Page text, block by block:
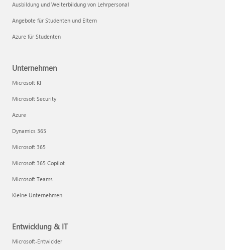
Ausbildung und Weiterbildung von Lehrpersonal
Angebote für Studenten und Eltern
Azure für Studenten
Unternehmen
Microsoft KI
Microsoft Security
Azure
Dynamics 365
Microsoft 365
Microsoft 365 Copilot
Microsoft Teams
Kleine Unternehmen
Entwicklung & IT
Microsoft-Entwickler